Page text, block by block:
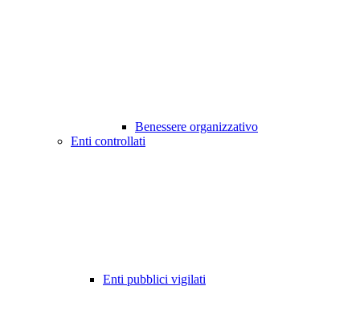
Benessere organizzativo
Enti controllati
Enti pubblici vigilati